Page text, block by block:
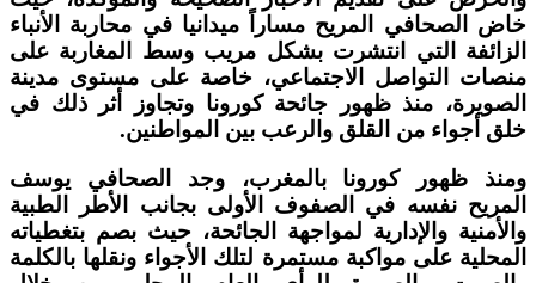
خاض الصحافي المريح مساراً ميدانيا في محاربة الأنباء
الزائفة التي انتشرت بشكل مريب وسط المغاربة على
منصات التواصل الاجتماعي، خاصة على مستوى مدينة
الصويرة، منذ ظهور جائحة كورونا وتجاوز أثر ذلك في
خلق أجواء من القلق والرعب بين المواطنين.
ومنذ ظهور كورونا بالمغرب، وجد الصحافي يوسف
المريح نفسه في الصفوف الأولى بجانب الأطر الطبية
والأمنية والإدارية لمواجهة الجائحة، حيث بصم بتغطياته
المحلية على مواكبة مستمرة لتلك الأجواء ونقلها بالكلمة